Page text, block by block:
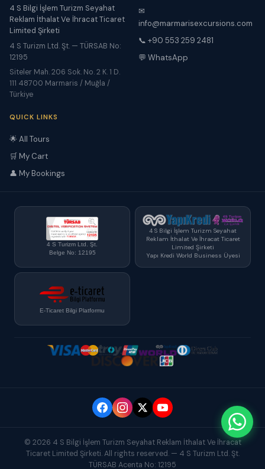
4 S Bilgi İşlem Turizm Seyahat
Reklam İthalat Ve İhracat Ticaret
Limited Şirketi
4 S Turizm Ltd. Şt. — TÜRSAB No:
12195
Siteler Mah. 206 Sok. No. 2 K. 1 D.
111 48700 Marmaris / Muğla /
Türkiye
✉
info@marmarisexcursions.com
📞 +90 553 259 2481
💬 WhatsApp
QUICK LINKS
🌟 All Tours
🛒 My Cart
👤 My Bookings
4 S Turizm Ltd. Şt.
Belge No: 12195
4 S Bilgi İşlem Turizm Seyahat
Reklam İthalat Ve İhracat Ticaret
Limited Şirketi
Yapı Kredi World Business Üyesi
E-Ticaret Bilgi Platformu
© 2026 4 S Bilgi İşlem Turizm Seyahat Reklam İthalat Ve İhracat
Ticaret Limited Şirketi. All rights reserved. — 4 S Turizm Ltd. Şt.
TÜRSAB Acenta No: 12195